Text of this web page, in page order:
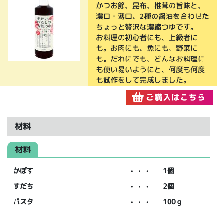
かつお節、昆布、椎茸の旨味と、
濃口・薄口、2種の醤油を合わせた
ちょっと贅沢な濃縮つゆです。
お料理の初心者にも、上級者に
も。お肉にも、魚にも、野菜に
も。だれにでも、どんなお料理に
も使い易いようにと、何度も何度
も試作をして完成しました。
材料
材料
かぼす ・・・
1個
すだち
・・・
2個
パスタ
・・・
100ｇ